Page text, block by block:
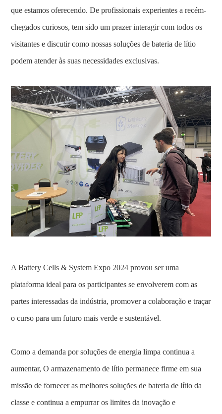
que estamos oferecendo. De profissionais experientes a recém-
chegados curiosos, tem sido um prazer interagir com todos os
visitantes e discutir como nossas soluções de bateria de lítio
podem atender às suas necessidades exclusivas.
A Battery Cells & System Expo 2024 provou ser uma
plataforma ideal para os participantes se envolverem com as
partes interessadas da indústria, promover a colaboração e traçar
o curso para um futuro mais verde e sustentável.
Como a demanda por soluções de energia limpa continua a
aumentar, O armazenamento de lítio permanece firme em sua
missão de fornecer as melhores soluções de bateria de lítio da
classe e continua a empurrar os limites da inovação e